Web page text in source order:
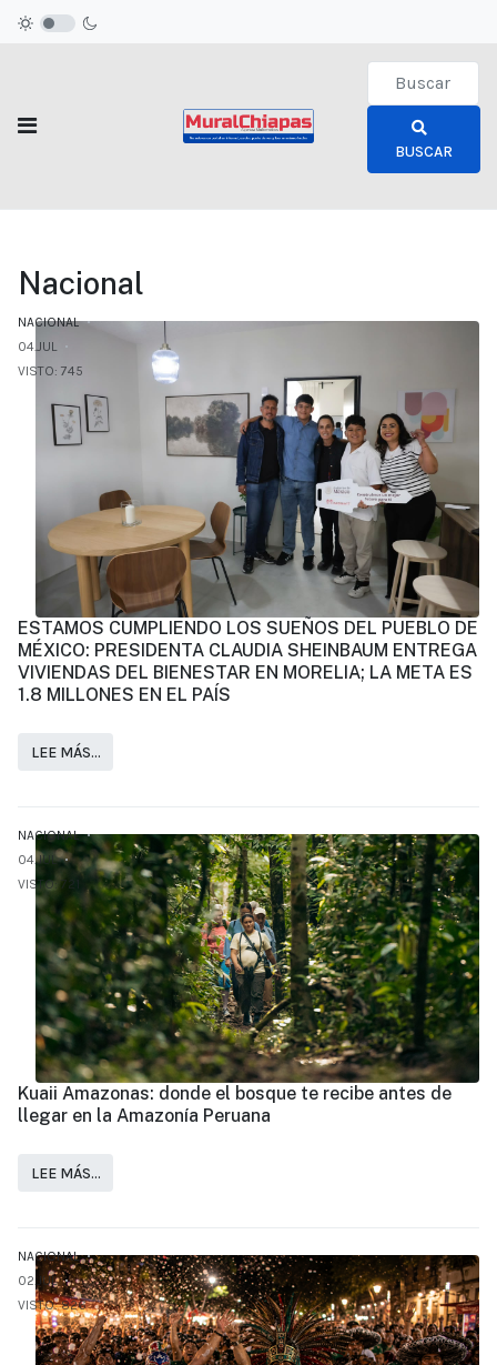
Type 2 or
BUSCAR
Nacional
NACIONAL
04.JUL
VISTO: 745
ESTAMOS CUMPLIENDO LOS SUEÑOS DEL PUEBLO DE
MÉXICO: PRESIDENTA CLAUDIA SHEINBAUM ENTREGA
VIVIENDAS DEL BIENESTAR EN MORELIA; LA META ES
1.8 MILLONES EN EL PAÍS
LEE MÁS…
NACIONAL
04.JUL
VISTO: 721
Kuaii Amazonas: donde el bosque te recibe antes de
llegar en la Amazonía Peruana
LEE MÁS…
NACIONAL
02.JUL
VISTO: 826